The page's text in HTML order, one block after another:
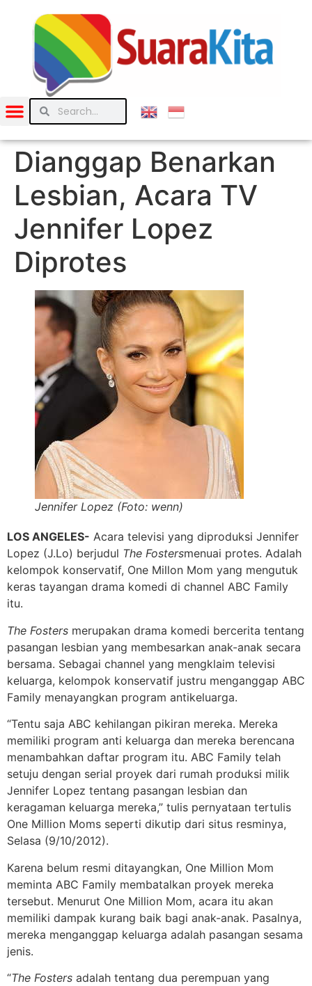
Dianggap Benarkan
Lesbian, Acara TV
Jennifer Lopez
Diprotes
Jennifer Lopez (Foto: wenn)
LOS ANGELES- Acara televisi yang diproduksi Jennifer
Lopez (J.Lo) berjudul The Fostersmenuai protes. Adalah
kelompok konservatif, One Millon Mom yang mengutuk
keras tayangan drama komedi di channel ABC Family
itu.
The Fosters merupakan drama komedi bercerita tentang
pasangan lesbian yang membesarkan anak-anak secara
bersama. Sebagai channel yang mengklaim televisi
keluarga, kelompok konservatif justru menganggap ABC
Family menayangkan program antikeluarga.
“Tentu saja ABC kehilangan pikiran mereka. Mereka
memiliki program anti keluarga dan mereka berencana
menambahkan daftar program itu. ABC Family telah
setuju dengan serial proyek dari rumah produksi milik
Jennifer Lopez tentang pasangan lesbian dan
keragaman keluarga mereka,” tulis pernyataan tertulis
One Million Moms seperti dikutip dari situs resminya,
Selasa (9/10/2012).
Karena belum resmi ditayangkan, One Million Mom
meminta ABC Family membatalkan proyek mereka
tersebut. Menurut One Million Mom, acara itu akan
memiliki dampak kurang baik bagi anak-anak. Pasalnya,
mereka menganggap keluarga adalah pasangan sesama
jenis.
“The Fosters adalah tentang dua perempuan yang